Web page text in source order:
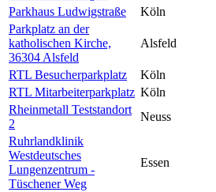
Parkhaus Ludwigstraße
Köln
Parkplatz an der
katholischen Kirche,
36304 Alsfeld
Alsfeld
RTL Besucherparkplatz Köln
RTL Mitarbeiterparkplatz Köln
Rheinmetall Teststandort
2
Neuss
Ruhrlandklinik
Westdeutsches
Lungenzentrum -
Tüschener Weg
Essen